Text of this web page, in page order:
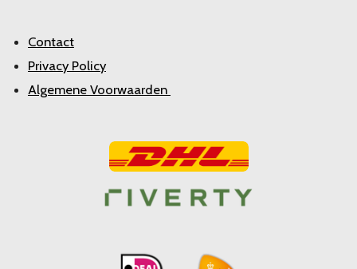
Contact
Privacy Policy
Algemene Voorwaarden